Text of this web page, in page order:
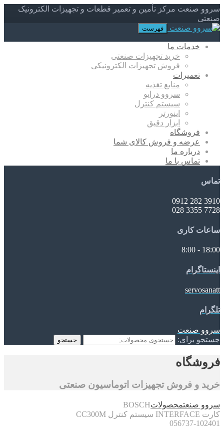
سروو صنعت مرکز تأمین و تعمیر قطعات و تجهیزات الکترونیک
صنعتی
فهرست
خدمات ما
خرید تجهیزات صنعتی
فروش تجهیزات الکترونیکی
تعمیرات
منابع تغذیه
سروو درایو
سیستم کنترل
اینورتر
ابزار دقیق
فروشگاه
عرضه و فروش کالای شما
درباره ما
تماس با ما
تماس
3910 282 0912
7728 3355 028
ساعات کاری
18:00 - 8:00
اینستاگرام
servosanatt
تلگرام
سروو صنعت
جستجو برای:
جستجو
فروشگاه
خرید و فروش تجهیزات اتوماسیون صنعتی
سروو صنعتمحصولاتBOSCH
کارت INTERFACE سیستم کنترل CC300M
056737-102401